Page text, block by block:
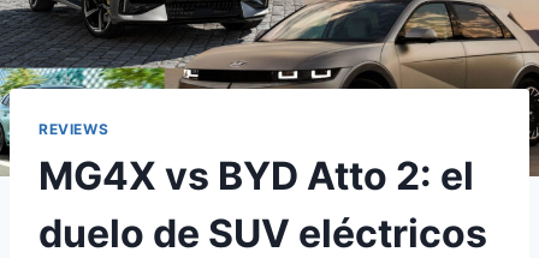
REVIEWS
MG4X vs BYD Atto 2: el
duelo de SUV eléctricos